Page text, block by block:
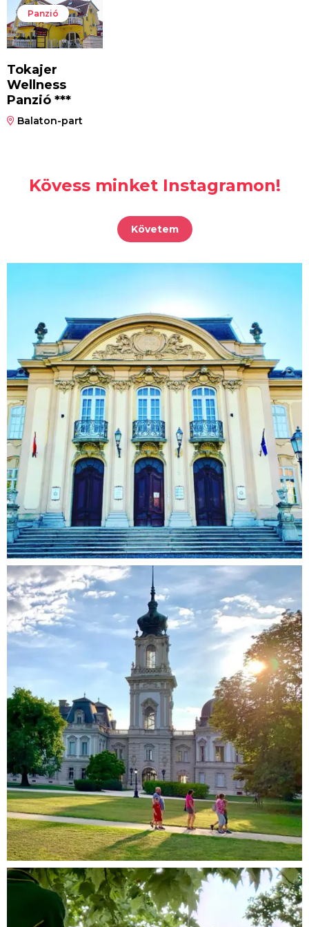
Panzió
Tokajer
Wellness
Panzió ***
Balaton-part
Kövess minket Instagramon!
Követem